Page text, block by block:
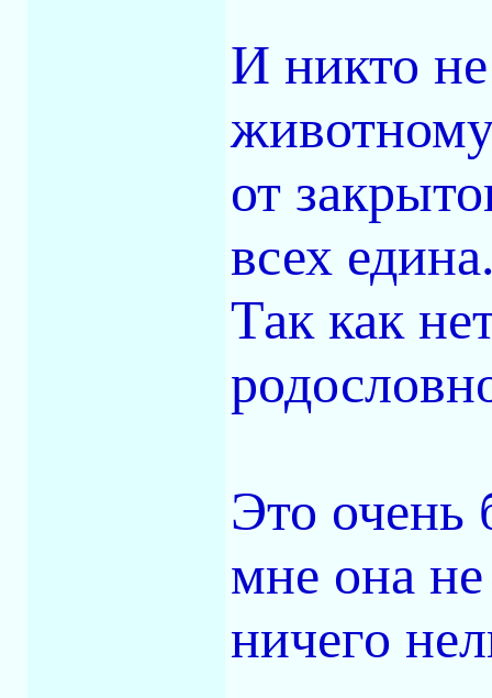
И никто
от
всех
Так как
Это очень
мне она
ничего